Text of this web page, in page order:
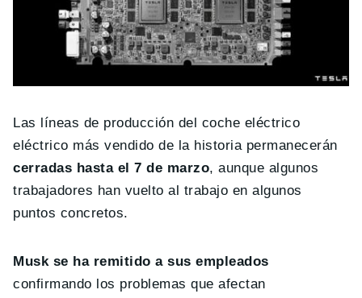
Las líneas de producción del coche eléctrico
eléctrico más vendido de la historia permanecerán
cerradas hasta el 7 de marzo, aunque algunos
trabajadores han vuelto al trabajo en algunos
puntos concretos.
Musk se ha remitido a sus empleados
confirmando los problemas que afectan